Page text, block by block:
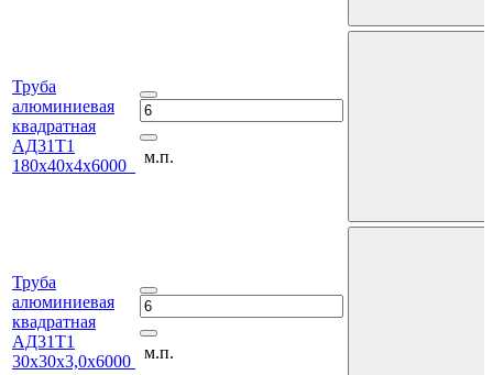
Труба
алюминиевая
квадратная
АД31Т1
180х40х4х6000
м.п.
Труба
алюминиевая
квадратная
АД31Т1
30х30х3,0х6000
м.п.